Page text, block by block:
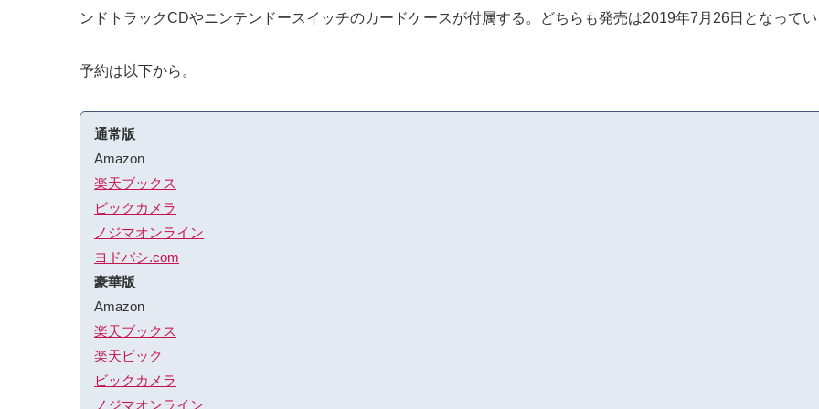
ンドトラックCDやニンテンドースイッチのカードケースが付属する。どちらも発売は2019年7月26日となって
予約は以下から。
通常版
Amazon
楽天ブックス
ビックカメラ
ノジマオンライン
ヨドバシ.com
豪華版
Amazon
楽天ブックス
楽天ビック
ビックカメラ
ノジマオンライン